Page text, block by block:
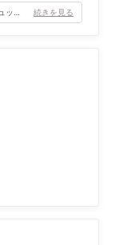
1日一組限定のため貸切ができる。 お料理やデザートビュッフェが美味しい。 続きを見る